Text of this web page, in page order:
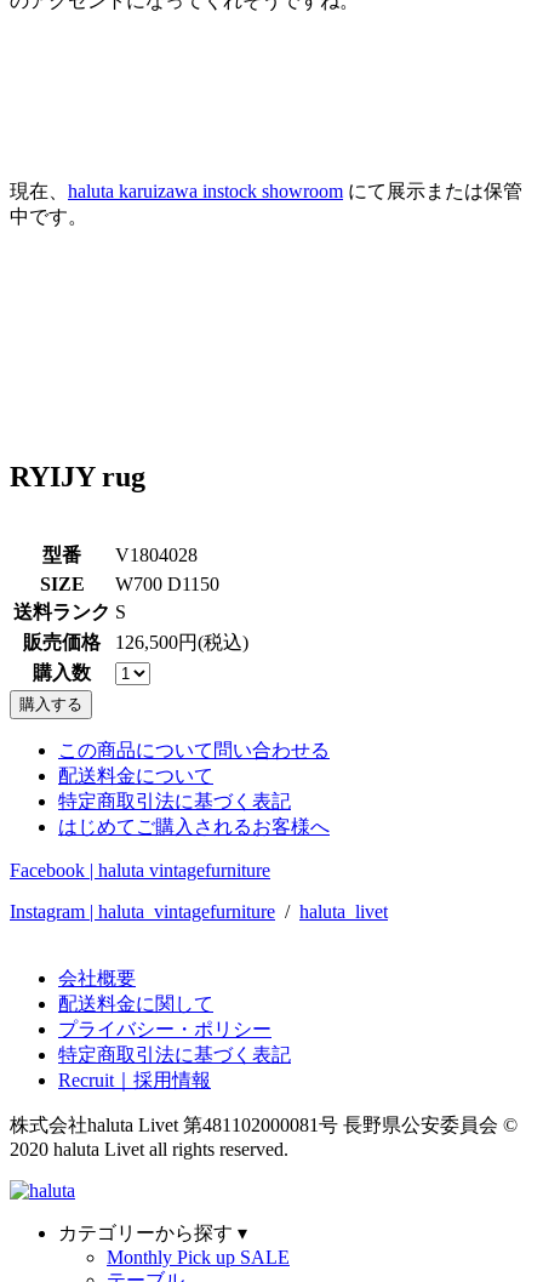
現在、 haluta karuizawa instock showroom にて展示または保管
中です。
RYIJY rug
型番
V1804028
SIZE
W700 D1150
送料ランク S
販売価格
126,500円(税込)
購入数
この商品について問い合わせる
配送料金について
特定商取引法に基づく表記
はじめてご購入されるお客様へ
Facebook | haluta vintagefurniture
Instagram | haluta_vintagefurniture / haluta_livet
会社概要
配送料金に関して
プライバシー・ポリシー
特定商取引法に基づく表記
Recruit｜採用情報
株式会社haluta Livet 第481102000081号 長野県公安委員会 ©
2020 haluta Livet all rights reserved.
カテゴリーから探す ▾
Monthly Pick up SALE